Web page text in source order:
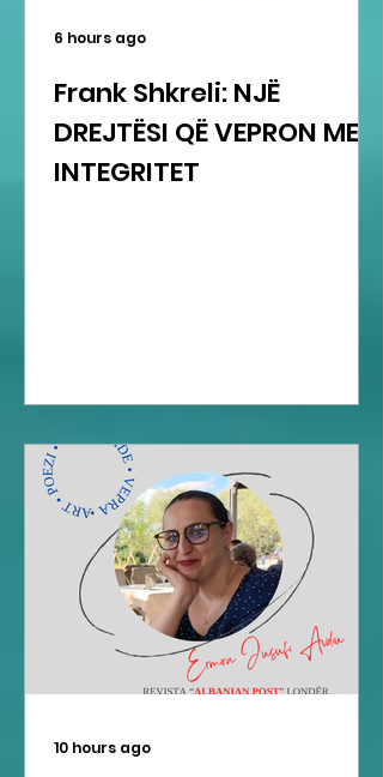
Frank Shkreli: NJË
DREJTËSI QË VEPRON ME
INTEGRITET
6 hours ago
10 hours ago